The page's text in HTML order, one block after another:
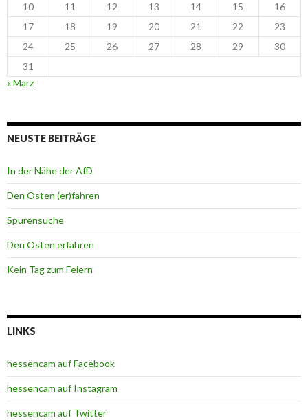
10
11 12 13 14 15
16
17
18 19 20 21 22
23
24
25 26 27 28 29
30
31
« März
NEUSTE BEITRÄGE
In der Nähe der AfD
Den Osten (er)fahren
Spurensuche
Den Osten erfahren
Kein Tag zum Feiern
LINKS
hessencam auf Facebook
hessencam auf Instagram
hessencam auf Twitter